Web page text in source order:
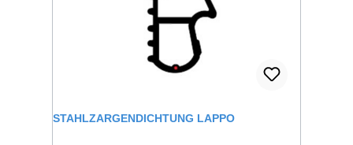
STAHLZARGENDICHTUNG LAPPO